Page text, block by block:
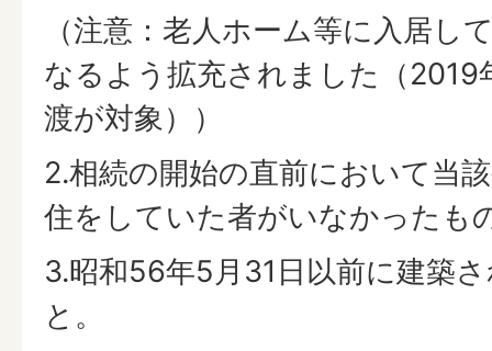
（注意：老人ホーム等に入居し
なるよう拡充されました（2019
渡が対象））
2.相続の開始の直前において当
住をしていた者がいなかったも
3.昭和56年5月31日以前に建築
と。